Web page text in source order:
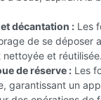
décantation : Les
de se déposer
nettoyée et réutilisée.
de réserve : Les
garantissant un